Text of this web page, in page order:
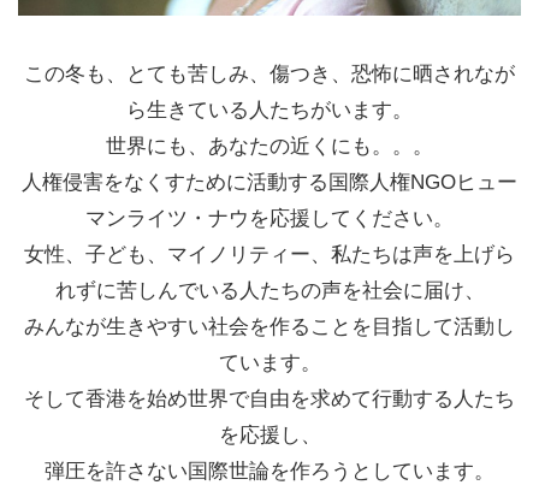
この冬も、とても苦しみ、傷つき、恐怖に晒されなが
ら生きている人たちがいます。
世界にも、あなたの近くにも。。。
人権侵害をなくすために活動する国際人権NGOヒュー
マンライツ・ナウを応援してください。
女性、子ども、マイノリティー、私たちは声を上げら
れずに苦しんでいる人たちの声を社会に届け、
みんなが生きやすい社会を作ることを目指して活動し
ています。
そして香港を始め世界で自由を求めて行動する人たち
を応援し、
弾圧を許さない国際世論を作ろうとしています。